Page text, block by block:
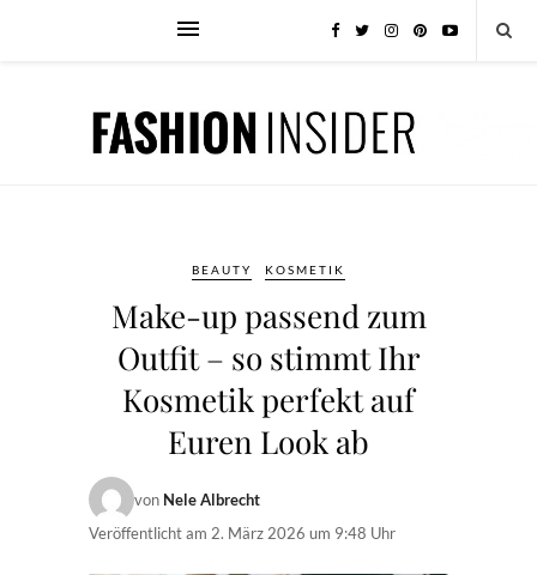
BEAUTY KOSMETIK
Make-up passend zum
Outfit – so stimmt Ihr
Kosmetik perfekt auf
Euren Look ab
von Nele Albrecht
Veröffentlicht am 2. März 2026 um 9:48 Uhr